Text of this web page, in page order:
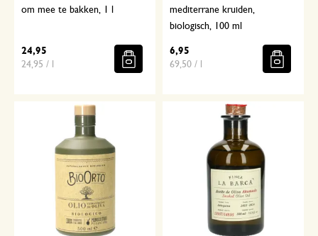
om mee te bakken, 1 l
24,95
24,95 / l
mediterrane kruiden,
biologisch, 100 ml
6,95
69,50 / l